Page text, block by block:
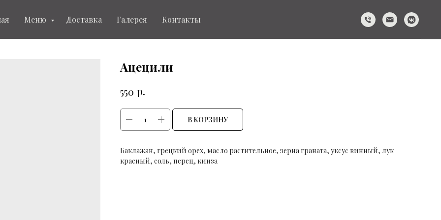
Меню Доставка Галерея Контакты
Ацецили
550 р.
В КОРЗИНУ
Баклажан, грецкий орех, масло растительное, зерна граната, уксус винный, лук
красный, соль, перец, кинза